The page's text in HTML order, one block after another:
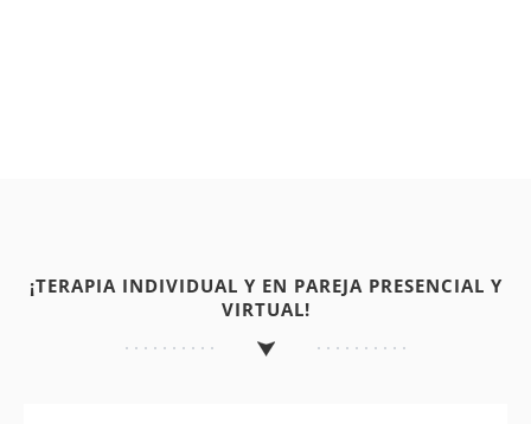
¡TERAPIA INDIVIDUAL Y EN PAREJA PRESENCIAL Y
VIRTUAL!